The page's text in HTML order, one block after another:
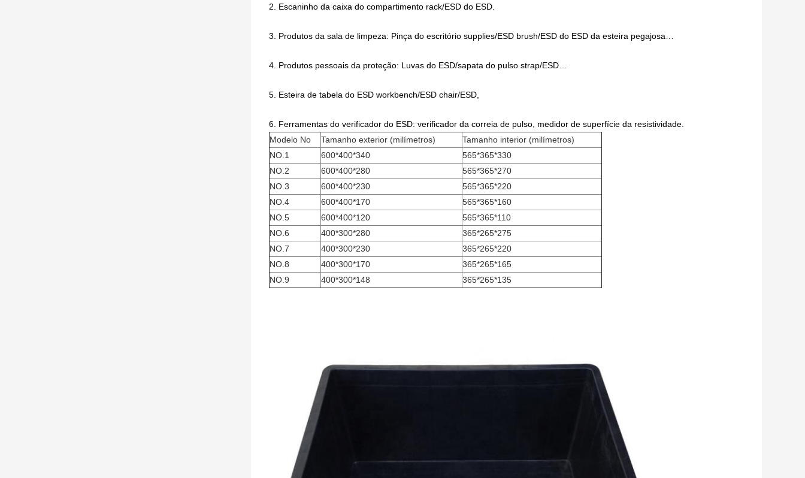
2. Escaninho da caixa do compartimento rack/ESD do ESD.
3. Produtos da sala de limpeza: Pinça do escritório supplies/ESD brush/ESD do ESD da esteira pegajosa…
4. Produtos pessoais da proteção: Luvas do ESD/sapata do pulso strap/ESD…
5. Esteira de tabela do ESD workbench/ESD chair/ESD,
6. Ferramentas do verificador do ESD: verificador da correia de pulso, medidor de superfície da resistividade.
Modelo No
Tamanho exterior (milímetros)
Tamanho interior (milímetros)
NO.1
600*400*340
565*365*330
NO.2
600*400*280
565*365*270
NO.3
600*400*230
565*365*220
NO.4
600*400*170
565*365*160
NO.5
600*400*120
565*365*110
NO.6
400*300*280
365*265*275
NO.7
400*300*230
365*265*220
NO.8
400*300*170
365*265*165
NO.9
400*300*148 365*265*135